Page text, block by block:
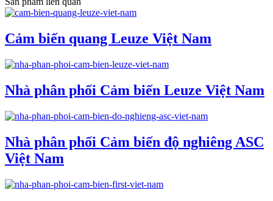
Cảm biến quang Leuze Việt Nam
Nhà phân phối Cảm biến Leuze Việt Nam
Nhà phân phối Cảm biến độ nghiêng ASC
Việt Nam